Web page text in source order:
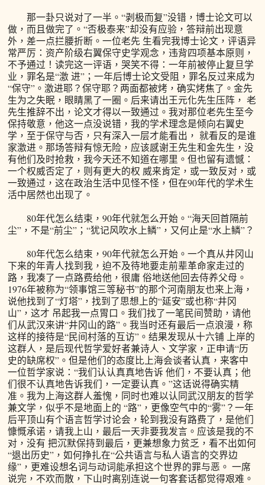
那一卦只说对了一半。“剥极而复”没错，博士论文可以
做，而且做完了。“否极泰来”却没有应验，答辩前出现意
外，差一点拦腰折断。一位老先 生看完我博士论文，评语异
常严厉：资产阶级右翼保守史学观念，违背四项基本原则，
不予通过！读完这一评语，哭笑不得：一年前被停止复旦学
业，罪名是“激 进”；一年后博士论文受阻，罪名反过来成为
“保守”。激进耶？保守耶？两面都被烤，确实烤焦了。金先
生为之失眠，眼睛黑了一圈。后来请出王元化先生压阵， 老
先生推辞不出，论文才得以一致通过。我对那位老先生至今
保持敬意，他这一点没说错，我的学术理念是倾向右翼史
学，至于保守与否，只有深入一层才能看出， 就看反的是谁
家激进。那场答辩有惊无险，应该感谢王先生和金先生，没
有他们及时抢救，我今天还不知道在哪里。但也留有遗憾：
一个权威否定了，则有更大的权 威来肯定，或一致反对，或
一致通过，这在政治生活中见怪不怪，但在90年代的学术生
活中居然也出现了。
80年代怎么结束，90年代就怎么开始。“海天回首隔前
尘”，不是“前尘”；“犹记风吹水上鳞”，又何止是“水上鳞”？
80年代怎么结束，90年代就怎么开始。一个真从井冈山
下来的年青人找到我，迫不及待地要走前辈革命家走过的
路，我凑了一点路费给他，很庸 俗地送他回去侍养父母。
1976年被称为“领事馆三等秘书”的那个河南朋友也来上海，
说他找到了“灯塔”，找到了思想上的“延安”或也称“井冈
山”，这才 吊起我一点胃口。我们找了一笔民间赞助，请他
们从武汉来讲“井冈山的路”。我当时还有最后一点浪漫，称
这样的接待是“民间村落的互访”。结果发现从十六铺 上岸的
这群人，是后现代哲学爱好者兼诗人、文学家，正申请“历
史的缺席权”。但是他们的态度比上海会谈者认真，来客中
一位哲学家说：“我们认认真真地告诉 他们，不要认真；他
们很不认真地告诉我们，一定要认真。”这话说得确实精
准。我为上海这群人羞愧，同时也难以认同武汉朋友的哲学
兼文学，似乎不是地面上的 “路”，更像空气中的“雾”？一年
后平顶山有个语言哲学讨论会，轮到我没有路费了，是他们
慷慨承诺，请我上山，最后一天非要我发言。应该是我的不
对，没有 把沉默保持到最后，更兼想象力贫乏，看不出如何
“退出历史”，如何挣扎在“公共语言与私人语言的交界边
缘”，更难设想名词与动词能承担这个世界的罪与恶。 一席
说完，不欢而散，下山时离别连说一句客套话都觉得艰难。